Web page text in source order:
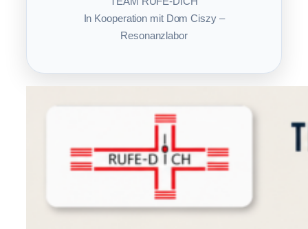
In Kooperation mit Dom Ciszy –
Resonanzlabor